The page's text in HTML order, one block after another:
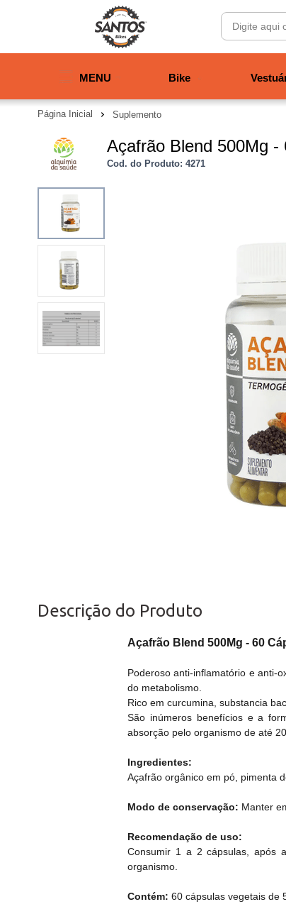
MENU Bike
Página Inicial Suplemento
Açafrão Blend 500Mg -
Cod. do Produto: 4271
Descrição do Produto
Açafrão Blend 500Mg - 60
Poderoso anti-inflamatório e anti-
do metabolismo.
Rico em curcumina, substancia
São inúmeros benefícios e a
absorção pelo organismo de até
Ingredientes:
Açafrão orgânico em pó, pimenta
Modo de conservação: Manter
Recomendação de uso:
Consumir 1 a 2 cápsulas, após
organismo.
Contém: 60 cápsulas vegetais de